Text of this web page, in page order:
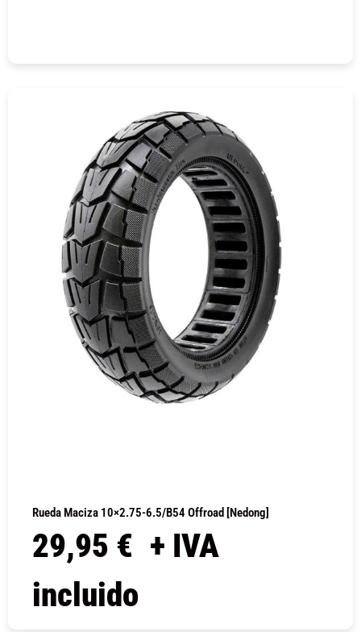
Rueda Maciza 10×2.75-6.5/B54 Offroad [Nedong]
29,95 € + IVA
incluido